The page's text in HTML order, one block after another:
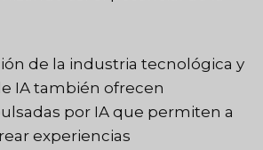
de la industria tecnológica y
IA también ofrecen
por IA que permiten a
experiencias